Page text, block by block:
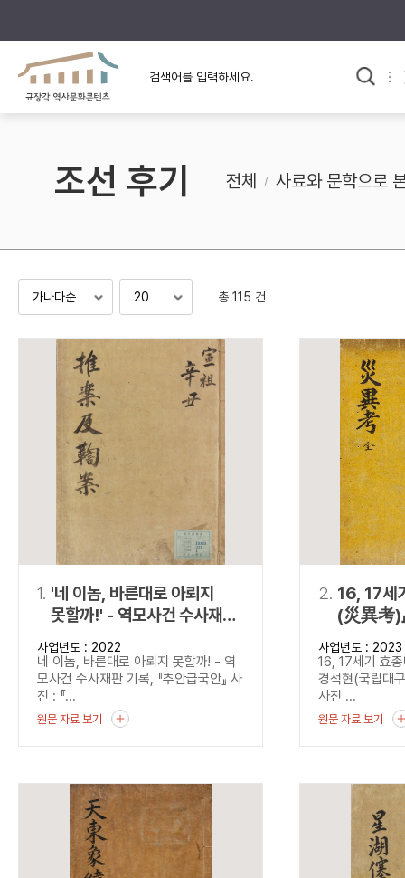
규장각의 어제와 오늘
규장각 소개영상
사료와 문학으로 본
고대
조선 후기
검색 연산자 사용안내
정조 AND 정약용
“정조”와 “정약
“정조” 또는 “
NOT 정조 NOT 정약용
“정조”가 나온
료를 검색
조선 후기 전체 사료와 문학으로
총 115 건
1. '네 이놈, 바른대로 아뢰지
못할까!' - 역모사건 수사재판
기록, 『추안급국안』
사업년도 : 2022
네 이놈, 바른대로 아뢰지 못할까! - 역
모사건 수사재판 기록, 『추안급국안』 사
진 : 『...
원문 자료 보기
2. 16, 17세
(災異考)
사업년도 : 2023
16, 17세기 효
경석현(국립대
사진 ...
원문 자료 보기